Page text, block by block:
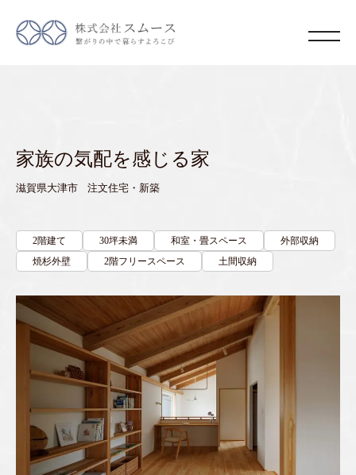
家族の気配を感じる家
滋賀県大津市 注文住宅・新築
2階建て 30坪未満 和室・畳スペース
外部収納
焼杉外壁
2階フリースペース 土間収納